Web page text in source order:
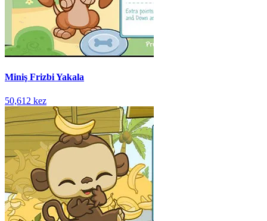
Miniş Frizbi Yakala
50,612 kez